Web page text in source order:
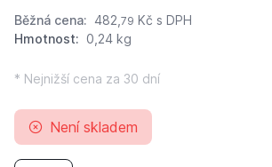
Běžná cena: 482, 79 Kč s DPH
Hmotnost: 0,24 kg
* Nejnižší cena za 30 dní
Není skladem